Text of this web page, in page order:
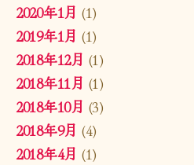
2020年1月 (1)
2019年1月 (1)
2018年12月 (1)
2018年11月 (1)
2018年10月 (3)
2018年9月 (4)
2018年4月 (1)